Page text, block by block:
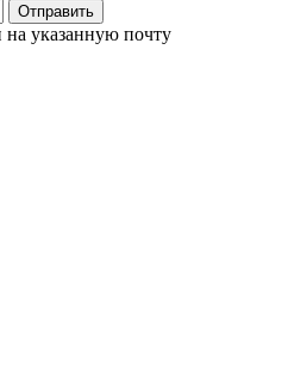
Отправить
указанную почту